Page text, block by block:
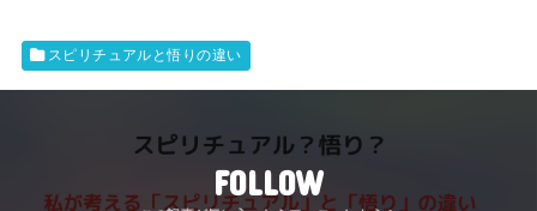
スピリチュアルと悟りの違い
FOLLOW